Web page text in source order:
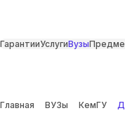
ГарантииУслугиВузы
Главная ВУЗы КемГУ